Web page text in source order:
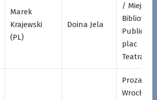
Marek
Krajewski
(PL)
Doina Jela
/ Miejska
Biblioteka
plac
Teatralny
Proza /